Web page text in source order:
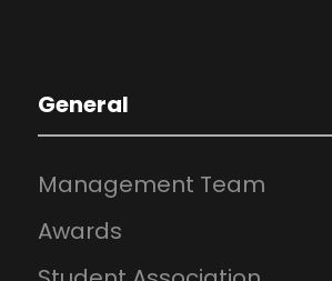
General
Management Team
Awards